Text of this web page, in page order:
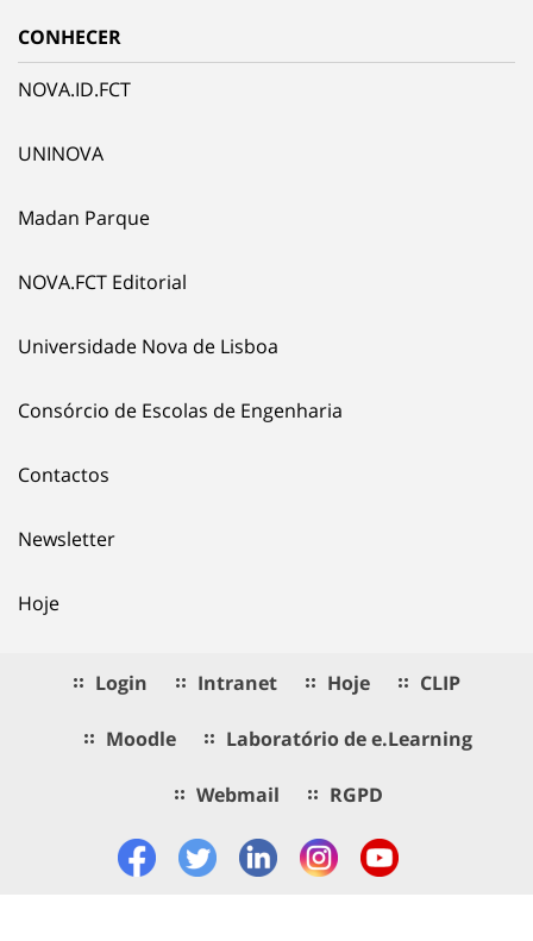
CONHECER
NOVA.ID.FCT
UNINOVA
Madan Parque
NOVA.FCT Editorial
Universidade Nova de Lisboa
Consórcio de Escolas de Engenharia
Contactos
Newsletter
Hoje
Login Intranet Hoje CLIP
Moodle Laboratório de e.Learning
Webmail RGPD